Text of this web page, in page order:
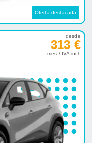
Oferta destacada
desde
313 €
mes / IVA incl.